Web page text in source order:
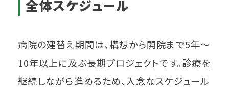
全体スケジュール
病院の建替え期間は、構想から開院まで5年～
10年以上に及ぶ長期プロジェクトです。診療を
継続しながら進めるため、入念なスケジュール